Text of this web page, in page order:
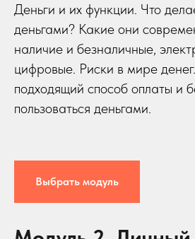
Деньги и их функции. Что
деньгами? Какие они
наличие и безналичные,
цифровые. Риски в мире
подходящий способ оплаты и
пользоваться деньгами.
Выбрать модуль